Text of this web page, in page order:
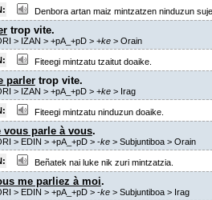
Denbora artan maiz mintzatzen ninduzun
trop vite.
> IZAN > +pA_+pD> +ke> Orain
Fiteegi mintzatu tzaitut doaike.
parlertrop vite.
> IZAN > +pA_+pD> +ke> Irag
Fiteegi mintzatu ninduzun doaike.
vous parle à vous.
> EDIN > +pA_+pD> -ke> Subjuntiboa > Orain
Beñatek nai luke nik zuri mintzatzia.
me parliez à moi.
> EDIN > +pA_+pD> -ke> Subjuntiboa > Irag